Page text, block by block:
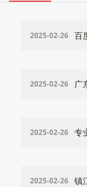
2025-02-26 百
2025-02-26 广
2025-02-26 专
2025-02-26 镇